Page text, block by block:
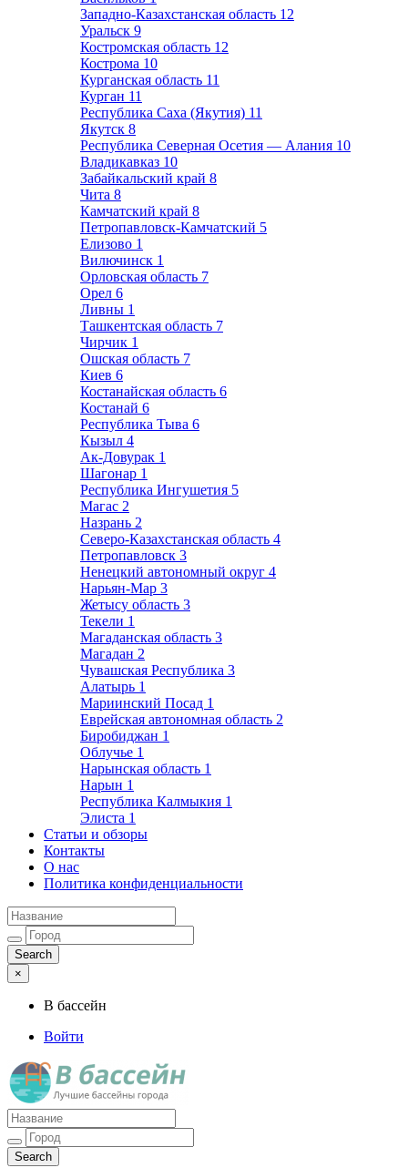
Западно-Казахстанская область 12
Уральск 9
Костромская область 12
Кострома 10
Курганская область 11
Курган 11
Республика Саха (Якутия) 11
Якутск 8
Республика Северная Осетия — Алания 10
Владикавказ 10
Забайкальский край 8
Чита 8
Камчатский край 8
Петропавловск-Камчатский 5
Елизово 1
Вилючинск 1
Орловская область 7
Орел 6
Ливны 1
Ташкентская область 7
Чирчик 1
Ошская область 7
Киев 6
Костанайская область 6
Костанай 6
Республика Тыва 6
Кызыл 4
Ак-Довурак 1
Шагонар 1
Республика Ингушетия 5
Магас 2
Назрань 2
Северо-Казахстанская область 4
Петропавловск 3
Ненецкий автономный округ 4
Нарьян-Мар 3
Жетысу область 3
Текели 1
Магаданская область 3
Магадан 2
Чувашская Республика 3
Алатырь 1
Мариинский Посад 1
Еврейская автономная область 2
Биробиджан 1
Облучье 1
Нарынская область 1
Нарын 1
Республика Калмыкия 1
Элиста 1
Статьи и обзоры
Контакты
О нас
Политика конфиденциальности
×
В бассейн
Войти
Лучшие бассейны города